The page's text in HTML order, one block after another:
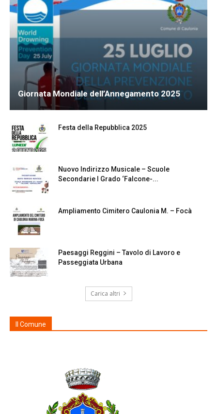
Giornata Mondiale dell’Annegamento 2025
Festa della Repubblica 2025
Nuovo Indirizzo Musicale – Scuole
Secondarie I Grado ‘Falcone-...
Ampliamento Cimitero Caulonia M. – Focà
Paesaggi Reggini – Tavolo di Lavoro e
Passeggiata Urbana
Carica altri
Il Comune